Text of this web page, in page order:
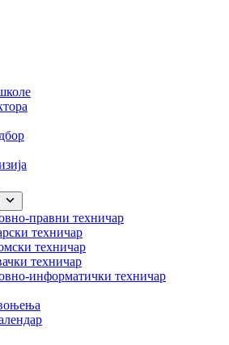
правни техничар
техничар
техничар
техничар
информатички техничар